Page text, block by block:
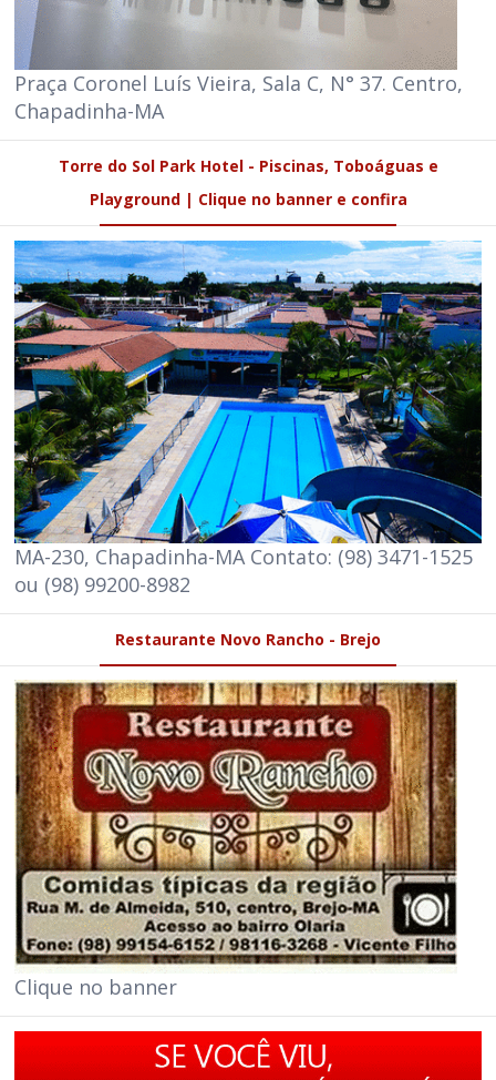
Praça Coronel Luís Vieira, Sala C, N° 37. Centro,
Chapadinha-MA
Torre do Sol Park Hotel - Piscinas, Toboáguas e
Playground | Clique no banner e confira
MA-230, Chapadinha-MA Contato: (98) 3471-1525
ou (98) 99200-8982
Restaurante Novo Rancho - Brejo
Clique no banner